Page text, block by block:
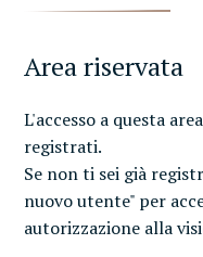
Area riservata
L'accesso a questa
registrati.
Se non ti sei già
nuovo utente" per
autorizzazione alla